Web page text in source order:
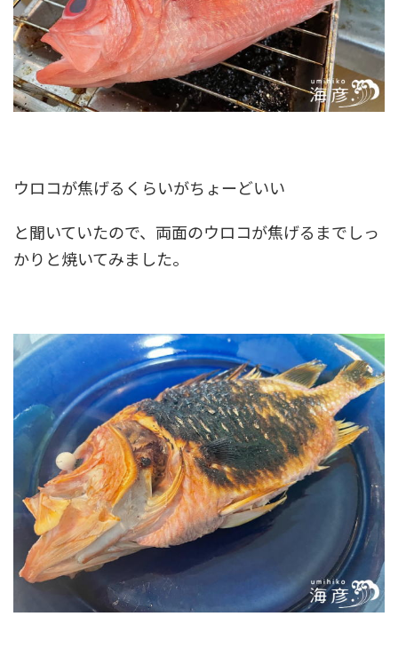
ウロコが焦げるくらいがちょーどいい
と聞いていたので、両面のウロコが焦げるまでしっ
かりと焼いてみました。